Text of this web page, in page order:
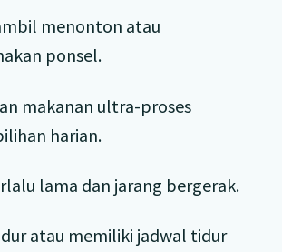
menonton atau
ponsel.
makanan ultra-proses
harian.
lama dan jarang bergerak.
atau memiliki jadwal tidur